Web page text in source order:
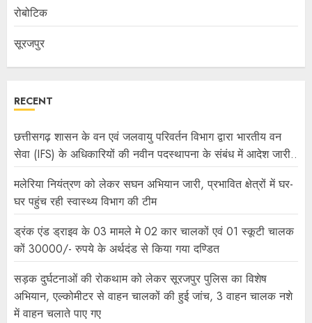
रोबोटिक
सूरजपुर
RECENT
छत्तीसगढ़ शासन के वन एवं जलवायु परिवर्तन विभाग द्वारा भारतीय वन
सेवा (IFS) के अधिकारियों की नवीन पदस्थापना के संबंध में आदेश जारी..
मलेरिया नियंत्रण को लेकर सघन अभियान जारी, प्रभावित क्षेत्रों में घर-
घर पहुंच रही स्वास्थ्य विभाग की टीम
ड्रंक एंड ड्राइव के 03 मामले मे 02 कार चालकों एवं 01 स्कूटी चालक
कों 30000/- रुपये के अर्थदंड से किया गया दण्डित
सड़क दुर्घटनाओं की रोकथाम को लेकर सूरजपुर पुलिस का विशेष
अभियान, एल्कोमीटर से वाहन चालकों की हुई जांच, 3 वाहन चालक नशे
में वाहन चलाते पाए गए